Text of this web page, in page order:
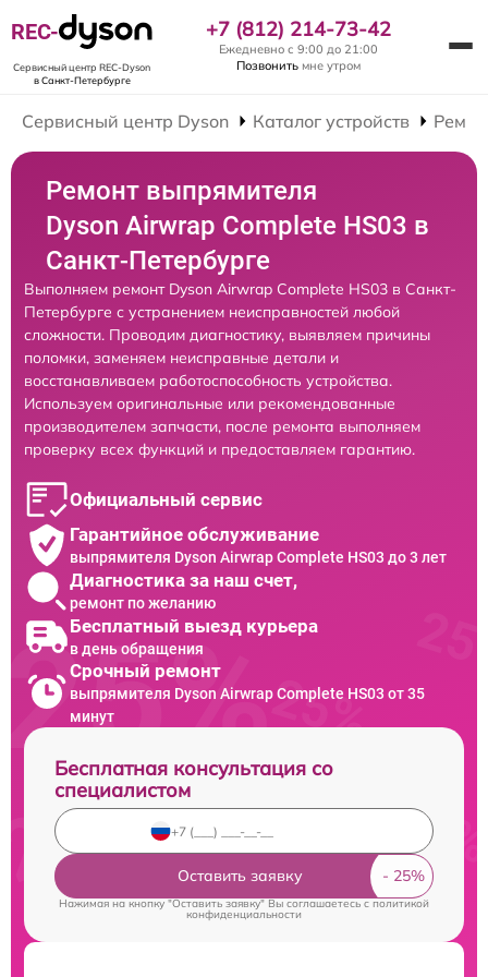
REC-
Сервисный центр REC-Dyson
в Санкт-Петербурге
+7 (812) 214-73-42
Ежедневно с 9:00 до 21:00
Позвонить мне утром
Сервисный центр Dyson Каталог устройств
Ремонт выпрямителя
Dyson Airwrap Complete HS03 в
Санкт-Петербурге
Выполняем ремонт Dyson Airwrap Complete HS03 в Санкт-
Петербурге с устранением неисправностей любой
сложности. Проводим диагностику, выявляем причины
поломки, заменяем неисправные детали и
восстанавливаем работоспособность устройства.
Используем оригинальные или рекомендованные
производителем запчасти, после ремонта выполняем
проверку всех функций и предоставляем гарантию.
Официальный сервис
Гарантийное обслуживание
выпрямителя Dyson Airwrap Complete HS03 до 3 лет
Диагностика за наш счет,
ремонт по желанию
Бесплатный выезд курьера
в день обращения
Срочный ремонт
выпрямителя Dyson Airwrap Complete HS03 от 35
минут
Бесплатная консультация со
специалистом
Оставить заявку
Нажимая на кнопку "Оставить заявку" Вы соглашаетесь cполитикой
конфиденциальности